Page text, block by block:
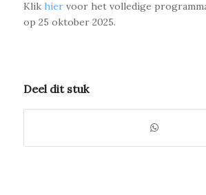
Klik hiervoor het volledige
op 25 oktober 2025.
Deel dit stuk